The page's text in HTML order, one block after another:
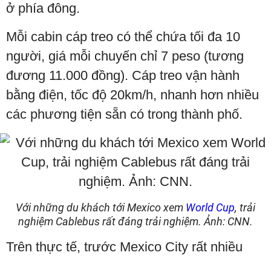
ở phía đông.
Mỗi cabin cáp treo có thể chứa tối đa 10
người, giá mỗi chuyến chỉ 7 peso (tương
đương 11.000 đồng). Cáp treo vận hành
bằng điện, tốc độ 20km/h, nhanh hơn nhiều
các phương tiện sẵn có trong thành phố.
Với những du khách tới Mexico xem World Cup, trải
nghiệm Cablebus rất đáng trải nghiệm. Ảnh: CNN.
Trên thực tế, trước Mexico City rất nhiều